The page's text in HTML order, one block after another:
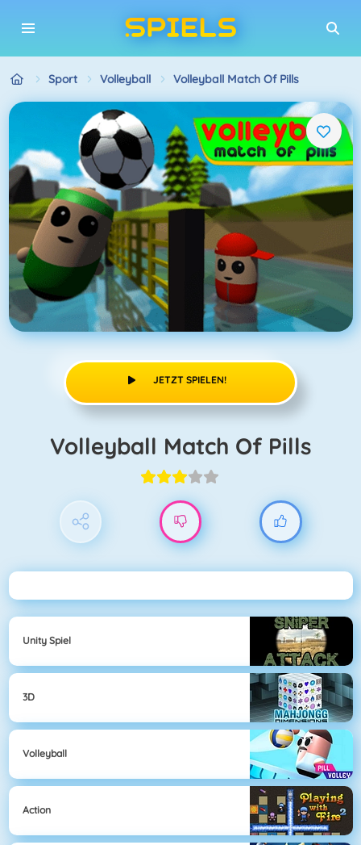
Sport Volleyball Volleyball Match Of Pills
JETZT SPIELEN!
Volleyball Match Of Pills
Unity Spiel
3D
Volleyball
Action